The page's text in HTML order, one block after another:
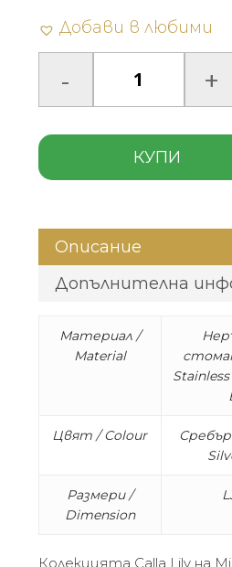
Добави в любими
КУПИ
Описание
Допълнителна
Материал /
Material
Цвят / Colour
Размери /
Dimension
Колекцията Calla Lily на